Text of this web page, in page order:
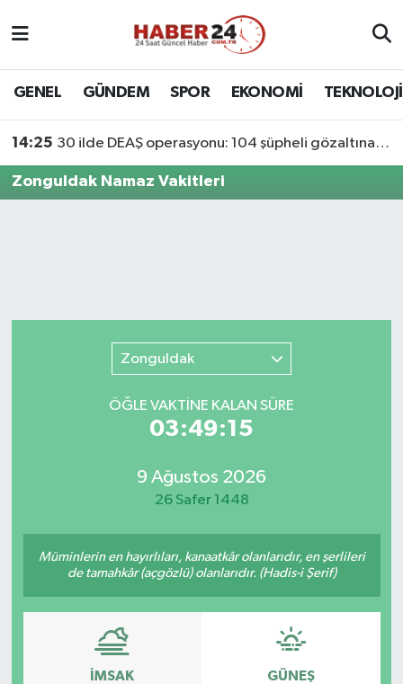
GENEL GÜNDEM SPOR EKONOMİ TEKNOLOJİ
14:25 30 ilde DEAŞ operasyonu: 104 şüpheli gözaltına alındı
Zonguldak Namaz Vakitleri
Zonguldak
ÖĞLE VAKTİNE KALAN SÜRE
03:49:15
9 Ağustos 2026
26 Safer 1448
Müminlerin en hayırlıları, kanaatkâr olanlarıdır, en şerlileri
de tamahkâr (açgözlü) olanlarıdır. (Hadis-i Şerif)
İMSAK GÜNEŞ
Nöbetçi Eczaneler
Son Dakika Haberleri